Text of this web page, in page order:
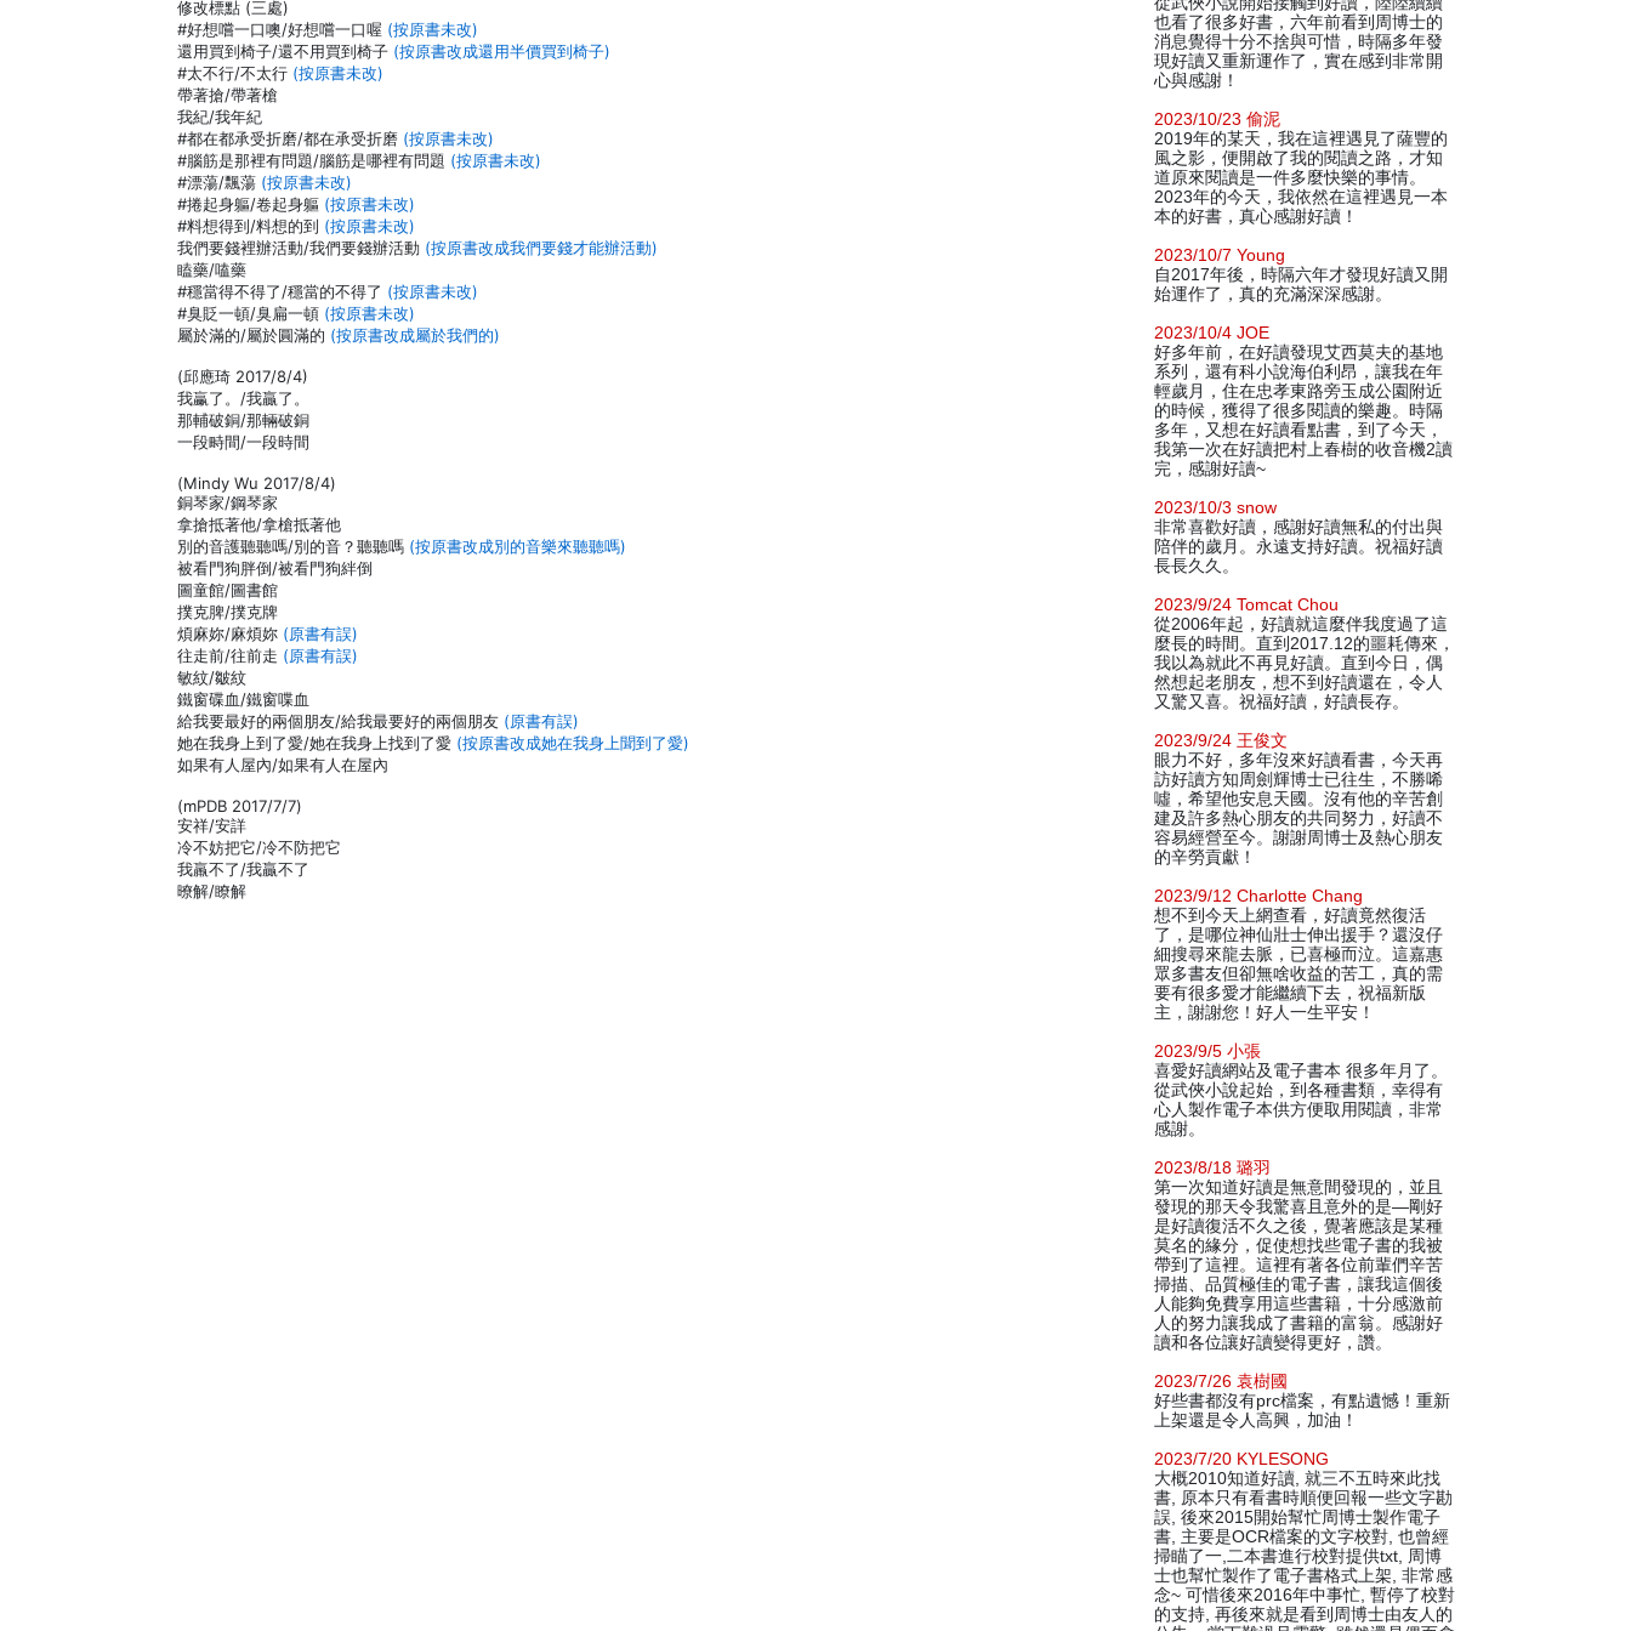
修改標點 (三處)
#好想嚐一口噢/好想嚐一口喔 (按原書未改)
還用買到椅子/還不用買到椅子 (按原書改成還用半價買到椅子)
#太不行/不太行 (按原書未改)
帶著搶/帶著槍
我紀/我年紀
#都在都承受折磨/都在承受折磨 (按原書未改)
#腦筋是那裡有問題/腦筋是哪裡有問題 (按原書未改)
#漂蕩/飄蕩 (按原書未改)
#捲起身軀/卷起身軀 (按原書未改)
#料想得到/料想的到 (按原書未改)
我們要錢裡辦活動/我們要錢辦活動 (按原書改成我們要錢才能辦活動)
瞌藥/嗑藥
#穩當得不得了/穩當的不得了 (按原書未改)
#臭貶一頓/臭扁一頓 (按原書未改)
屬於滿的/屬於圓滿的 (按原書改成屬於我們的)
(邱應琦 2017/8/4)
我臝了。/我贏了。
那輔破銅/那輛破銅
一段畤間/一段時間
(Mindy Wu 2017/8/4)
銅琴家/鋼琴家
拿搶抵著他/拿槍抵著他
別的音護聽聽嗎/別的音？聽聽嗎 (按原書改成別的音樂來聽聽嗎)
被看門狗胖倒/被看門狗絆倒
圖童館/圖書館
撲克脾/撲克牌
煩麻妳/麻煩妳 (原書有誤)
往走前/往前走 (原書有誤)
敏紋/皺紋
鐵窗碟血/鐵窗喋血
給我要最好的兩個朋友/給我最要好的兩個朋友 (原書有誤)
她在我身上到了愛/她在我身上找到了愛 (按原書改成她在我身上聞到了愛)
如果有人屋內/如果有人在屋內
(mPDB 2017/7/7)
安祥/安詳
冷不妨把它/冷不防把它
我羸不了/我贏不了
暸解/瞭解
也看了很多好書，六年前看到周博士的
消息覺得十分不捨與可惜，時隔多年發
現好讀又重新運作了，實在感到非常開
心與感謝！
2023/10/23 偷泥
2019年的某天，我在這裡遇見了薩豐的
風之影，便開啟了我的閱讀之路，才知
道原來閱讀是一件多麼快樂的事情。
2023年的今天，我依然在這裡遇見一本
本的好書，真心感謝好讀！
2023/10/7 Young
自2017年後，時隔六年才發現好讀又開
始運作了，真的充滿深深感謝。
2023/10/4 JOE
好多年前，在好讀發現艾西莫夫的基地
系列，還有科小說海伯利昂，讓我在年
輕歲月，住在忠孝東路旁玉成公園附近
的時候，獲得了很多閱讀的樂趣。時隔
多年，又想在好讀看點書，到了今天，
我第一次在好讀把村上春樹的收音機2讀
完，感謝好讀~
2023/10/3 snow
非常喜歡好讀，感謝好讀無私的付出與
陪伴的歲月。永遠支持好讀。祝福好讀
長長久久。
2023/9/24 Tomcat Chou
從2006年起，好讀就這麼伴我度過了這
麼長的時間。直到2017.12的噩耗傳來，
我以為就此不再見好讀。直到今日，偶
然想起老朋友，想不到好讀還在，令人
又驚又喜。祝福好讀，好讀長存。
2023/9/24 王俊文
眼力不好，多年沒來好讀看書，今天再
訪好讀方知周劍輝博士已往生，不勝唏
噓，希望他安息天國。沒有他的辛苦創
建及許多熱心朋友的共同努力，好讀不
容易經營至今。謝謝周博士及熱心朋友
的辛勞貢獻！
2023/9/12 Charlotte Chang
想不到今天上網查看，好讀竟然復活
了，是哪位神仙壯士伸出援手？還沒仔
細搜尋來龍去脈，已喜極而泣。這嘉惠
眾多書友但卻無啥收益的苦工，真的需
要有很多愛才能繼續下去，祝福新版
主，謝謝您！好人一生平安！
2023/9/5 小張
喜愛好讀網站及電子書本 很多年月了。
從武俠小說起始，到各種書類，幸得有
心人製作電子本供方便取用閱讀，非常
感謝。
2023/8/18 璐羽
第一次知道好讀是無意間發現的，並且
發現的那天令我驚喜且意外的是—剛好
是好讀復活不久之後，覺著應該是某種
莫名的緣分，促使想找些電子書的我被
帶到了這裡。這裡有著各位前輩們辛苦
掃描、品質極佳的電子書，讓我這個後
人能夠免費享用這些書籍，十分感激前
人的努力讓我成了書籍的富翁。感謝好
讀和各位讓好讀變得更好，讚。
2023/7/26 袁樹國
好些書都沒有prc檔案，有點遺憾！重新
上架還是令人高興，加油！
2023/7/20 KYLESONG
大概2010知道好讀, 就三不五時來此找
書, 原本只有看書時順便回報一些文字勘
誤, 後來2015開始幫忙周博士製作電子
書, 主要是OCR檔案的文字校對, 也曾經
掃瞄了一,二本書進行校對提供txt, 周博
士也幫忙製作了電子書格式上架, 非常感
念~ 可惜後來2016年中事忙, 暫停了校對
的支持, 再後來就是看到周博士由友人的